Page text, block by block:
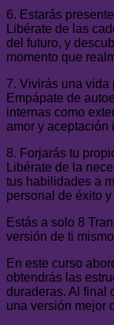
6. Estarás
Libérate de las
del futuro, y
momento que
7. Vivirás una vida
Empápate de
internas como
amor y aceptación
8. Forjarás tu
Libérate de la
tus habilidades a
personal de éxito
Estás a solo 8
versión de ti mismo
En este curso
obtendrás las
duraderas. Al final
una versión mejor